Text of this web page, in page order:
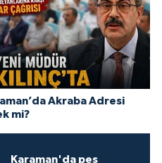
Akraba Adresi
mi?
Karaman'da pes